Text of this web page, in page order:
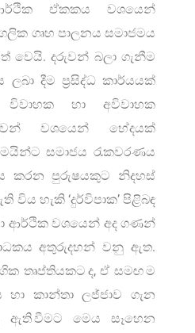
ඒකකය වශයෙන්
ගෘහ පාලනය සමාජමය
වෙයි. දරුවන් බලා ගැනීම
දීම ප්‍රසිද්ධ කාර්යයක්
හා අවිවාහක
වශයෙන් භේදයක්
සමාජය රැකවරණය
කරන පුරුෂයකුට නිදහස්
හැකි ‘දුර්විපාක’ පිළිබඳ
ආර්ථික වශයෙන් අද ගණන්
අතුරුදහන් වනු ඇත.
තෘප්තියකට ද, ඒ සමඟ ම
හා කාන්තා ලජ්ජාව ගැන
ඇති වීමට මෙය සෑහෙන